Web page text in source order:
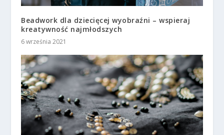
Beadwork dla dziecięcej wyobraźni – wspieraj
kreatywność najmłodszych
6 września 2021